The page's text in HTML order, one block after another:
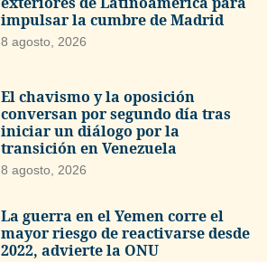
impulsar la cumbre de Madrid
8 agosto, 2026
El chavismo y la oposición
conversan por segundo día tras
iniciar un diálogo por la
transición en Venezuela
8 agosto, 2026
La guerra en el Yemen corre el
mayor riesgo de reactivarse desde
2022, advierte la ONU